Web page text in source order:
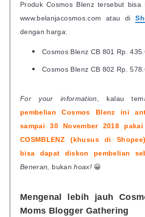
Produk Cosmos Blenz tersebut
www.belanjacosmos.com atau di
dengan harga:
Cosmos Blenz CB 801 Rp.
Cosmos Blenz CB 802 Rp.
For your information, kalau
pembelian Cosmos Blenz ini
sampai 30 November 2018
COSMBLENZ (khusus di
bisa dapat diskon pembelian
Beneran, bukanhoax! 😀
Mengenal lebih jauh
Moms Blogger Gathering